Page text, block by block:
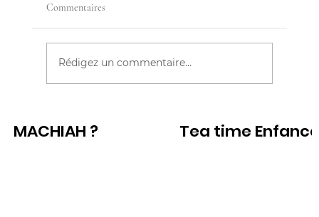
Commentaires
Rédigez un commentaire...
MACHIAH ? Tea time